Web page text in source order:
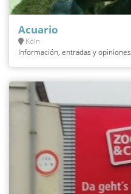
Acuario
Köln
Información, entradas y opiniones